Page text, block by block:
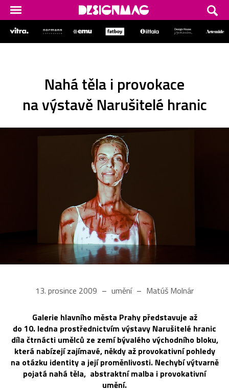
Nahá těla i provokace
na výstavě Narušitelé hranic
13. prosince 2009 umění Matúš Molnár
Galerie hlavního města Prahy představuje až
do 10. ledna prostřednictvím výstavy Narušitelé hranic
díla čtrnácti umělců ze zemí bývalého východního bloku,
která nabízejí zajímavé, někdy až provokativní pohledy
na otázku identity a její proměnlivosti. Nechybí výtvarně
pojatá nahá těla, abstraktní malba i provokativní
umění.